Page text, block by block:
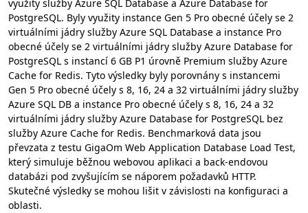
využity služby Azure SQL Database a Azure Database for
PostgreSQL. Byly využity instance Gen 5 Pro obecné účely se 2
virtuálními jádry služby Azure SQL Database a instance Pro
obecné účely se 2 virtuálními jádry služby Azure Database for
PostgreSQL s instancí 6 GB P1 úrovně Premium služby Azure
Cache for Redis. Tyto výsledky byly porovnány s instancemi
Gen 5 Pro obecné účely s 8, 16, 24 a 32 virtuálními jádry služby
Azure SQL DB a instance Pro obecné účely s 8, 16, 24 a 32
virtuálními jádry služby Azure Database for PostgreSQL bez
služby Azure Cache for Redis. Benchmarková data jsou
převzata z testu GigaOm Web Application Database Load Test,
který simuluje běžnou webovou aplikaci a back-endovou
databázi pod zvyšujícím se náporem požadavků HTTP.
Skutečné výsledky se mohou lišit v závislosti na konfiguraci a
oblasti.